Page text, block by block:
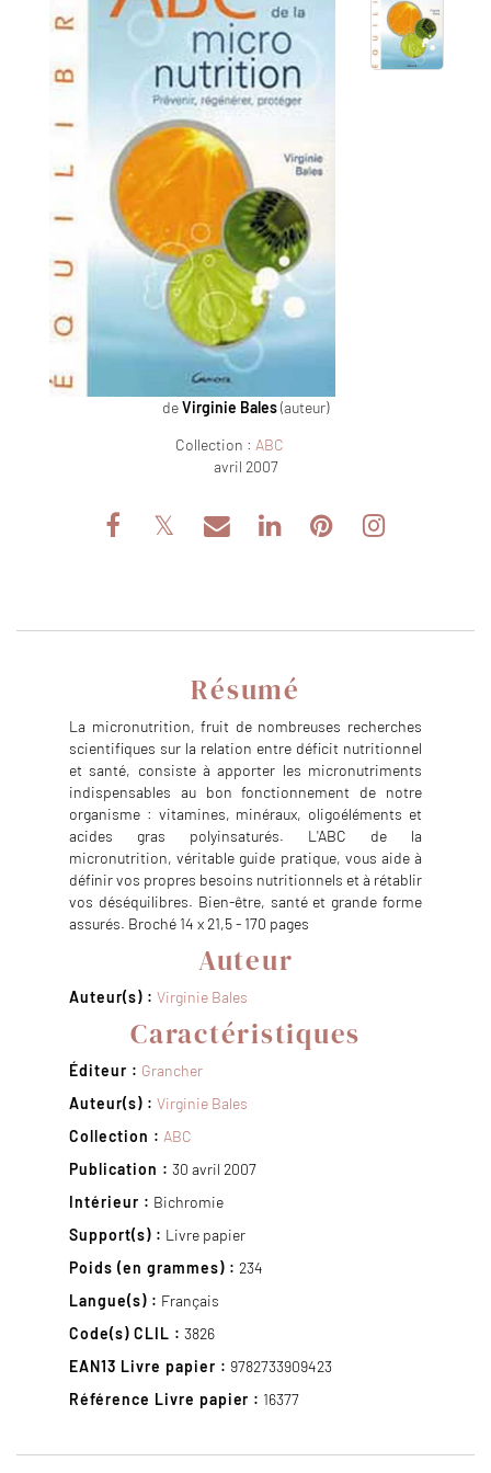
deVirginie Bales(auteur)
Collection : ABC
avril 2007
Résumé
La micronutrition, fruit de nombreuses recherches
scientifiques sur la relation entre déficit nutritionnel
et santé, consiste à apporter les micronutriments
indispensables au bon fonctionnement de notre
organisme : vitamines, minéraux, oligoéléments et
acides gras polyinsaturés. L'ABC de la
micronutrition, véritable guide pratique, vous aide à
définir vos propres besoins nutritionnels et à rétablir
vos déséquilibres. Bien-être, santé et grande forme
assurés. Broché 14 x 21,5 - 170 pages
Auteur
Auteur(s) : Virginie Bales
Caractéristiques
Éditeur : Grancher
Auteur(s) : Virginie Bales
Collection : ABC
Publication : 30 avril 2007
Intérieur : Bichromie
Support(s) : Livre papier
Poids (en grammes) : 234
Langue(s) : Français
Code(s) CLIL : 3826
EAN13 Livre papier : 9782733909423
Référence Livre papier : 16377